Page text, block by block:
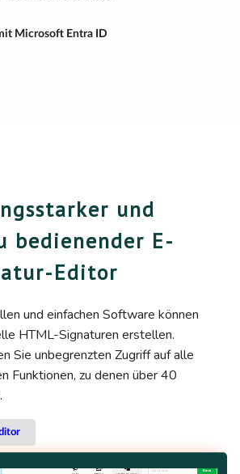
Microsoft Entra ID
und
bedienender E-
Editor
und einfachen Software können
HTML-Signaturen erstellen.
Sie unbegrenzten Zugriff auf alle
Funktionen, zu denen über 40